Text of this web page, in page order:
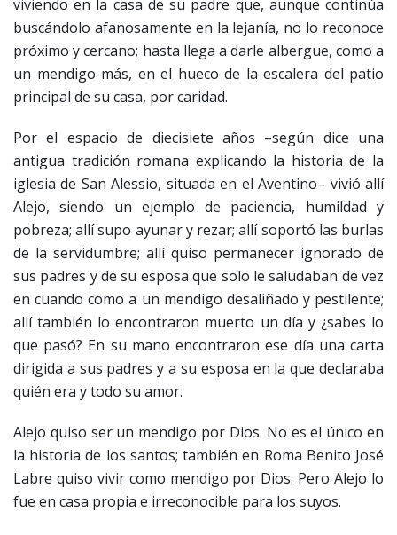
viviendo en la casa de su padre que, aunque continúa
buscándolo afanosamente en la lejanía, no lo reconoce
próximo y cercano; hasta llega a darle albergue, como a
un mendigo más, en el hueco de la escalera del patio
principal de su casa, por caridad.
Por el espacio de diecisiete años –según dice una
antigua tradición romana explicando la historia de la
iglesia de San Alessio, situada en el Aventino– vivió allí
Alejo, siendo un ejemplo de paciencia, humildad y
pobreza; allí supo ayunar y rezar; allí soportó las burlas
de la servidumbre; allí quiso permanecer ignorado de
sus padres y de su esposa que solo le saludaban de vez
en cuando como a un mendigo desaliñado y pestilente;
allí también lo encontraron muerto un día y ¿sabes lo
que pasó? En su mano encontraron ese día una carta
dirigida a sus padres y a su esposa en la que declaraba
quién era y todo su amor.
Alejo quiso ser un mendigo por Dios. No es el único en
la historia de los santos; también en Roma Benito José
Labre quiso vivir como mendigo por Dios. Pero Alejo lo
fue en casa propia e irreconocible para los suyos.